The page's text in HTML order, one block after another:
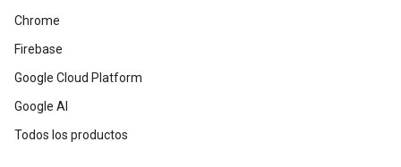
Chrome
Firebase
Google Cloud Platform
Google AI
Todos los productos